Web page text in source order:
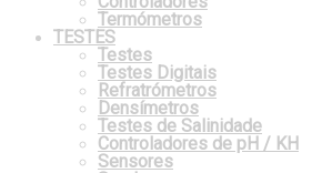
Termómetros
TESTES
Testes
Testes Digitais
Refratrómetros
Densímetros
Testes de Salinidade
Controladores de pH / KH
Sensores